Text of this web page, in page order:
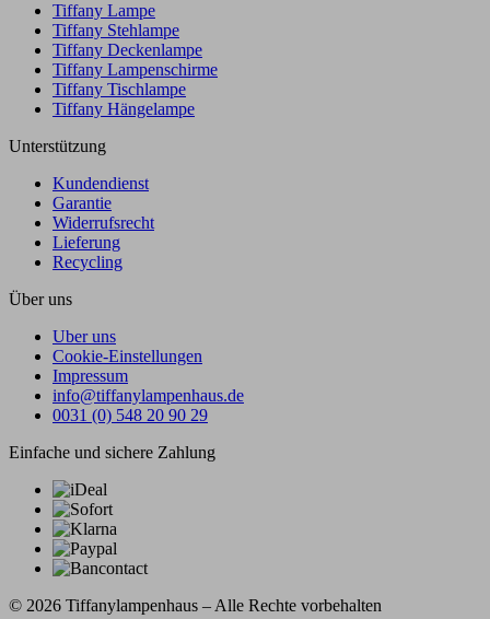
Tiffany Lampe
Tiffany Stehlampe
Tiffany Deckenlampe
Tiffany Lampenschirme
Tiffany Tischlampe
Tiffany Hängelampe
Unterstützung
Kundendienst
Garantie
Widerrufsrecht
Lieferung
Recycling
Über uns
Uber uns
Cookie-Einstellungen
Impressum
info@tiffanylampenhaus.de
0031 (0) 548 20 90 29
Einfache und sichere Zahlung
© 2026 Tiffanylampenhaus – Alle Rechte vorbehalten